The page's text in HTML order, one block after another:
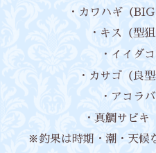
・カワハギ（
・キス（型
・イイダ
・カサゴ（良
・アコラ
・真鯛サビキ
※釣果は時期・潮・天候